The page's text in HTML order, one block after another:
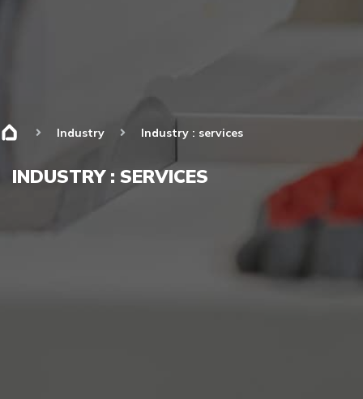
Industry Industry : services
INDUSTRY : SERVICES